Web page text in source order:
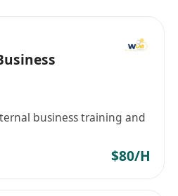
正尋找一位細心可靠的兼
隊處理日常財務記錄，確
包括收據、發票、電子單
務系統，並按既定類別及
business training and
$80/H